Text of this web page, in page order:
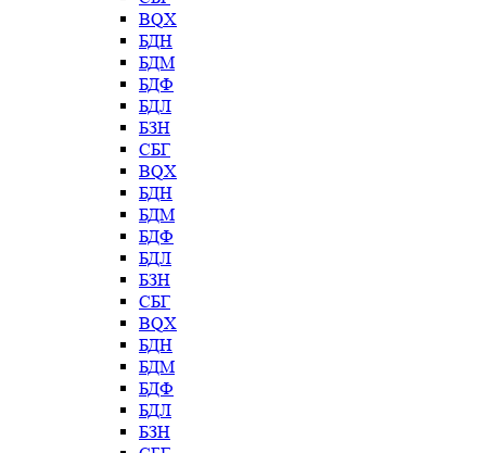
BQX
БДН
БДМ
БДФ
БДЛ
БЗН
СБГ
BQX
БДН
БДМ
БДФ
БДЛ
БЗН
СБГ
BQX
БДН
БДМ
БДФ
БДЛ
БЗН